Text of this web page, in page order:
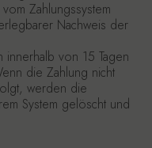
Zahlungssystem
Nachweis der
innerhalb von 15 Tagen
die Zahlung nicht
werden die
System gelöscht und